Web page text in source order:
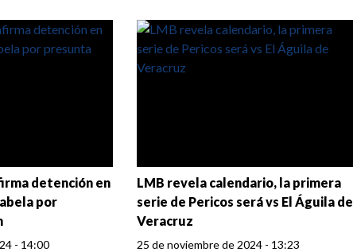
detención en
por
- 14:00
LMB revela calendario, la primera
serie de Pericos será vs El Águila de
Veracruz
25 de noviembre de 2024 - 13:23